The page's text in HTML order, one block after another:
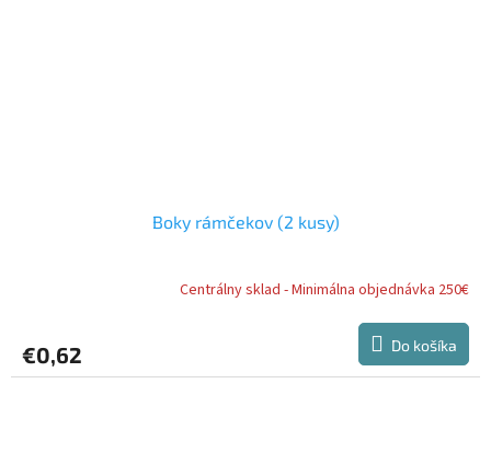
Boky rámčekov (2 kusy)
Centrálny sklad - Minimálna objednávka 250€
€0,62 Do košíka